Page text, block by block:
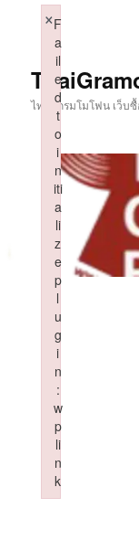
ไทยแกรมโมโฟน เว็บซื้
F
a
il
e
d
t
o
i
n
iti
a
li
z
e
p
l
u
g
i
n
:
w
p
li
n
k
×
Failed to